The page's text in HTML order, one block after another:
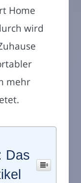
Home
wird
mehr
Das